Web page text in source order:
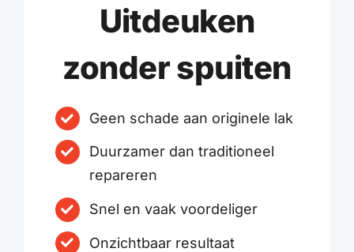
Uitdeuken
zonder spuiten
Geen schade aan originele lak
Duurzamer dan traditioneel
repareren
Snel en vaak voordeliger
Onzichtbaar resultaat